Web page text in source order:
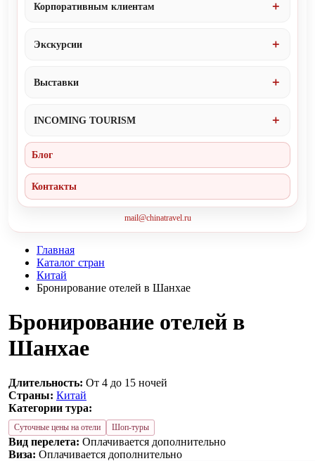
Корпоративным клиентам
Экскурсии
Выставки
INCOMING TOURISM
Блог
Контакты
mail@chinatravel.ru
Главная
Каталог стран
Китай
Бронирование отелей в Шанхае
Бронирование отелей в
Шанхае
Длительность: От 4 до 15 ночей
Страны: Китай
Категории тура:
Суточные цены на отели Шоп-туры
Вид перелета: Оплачивается дополнительно
Виза: Оплачивается дополнительно